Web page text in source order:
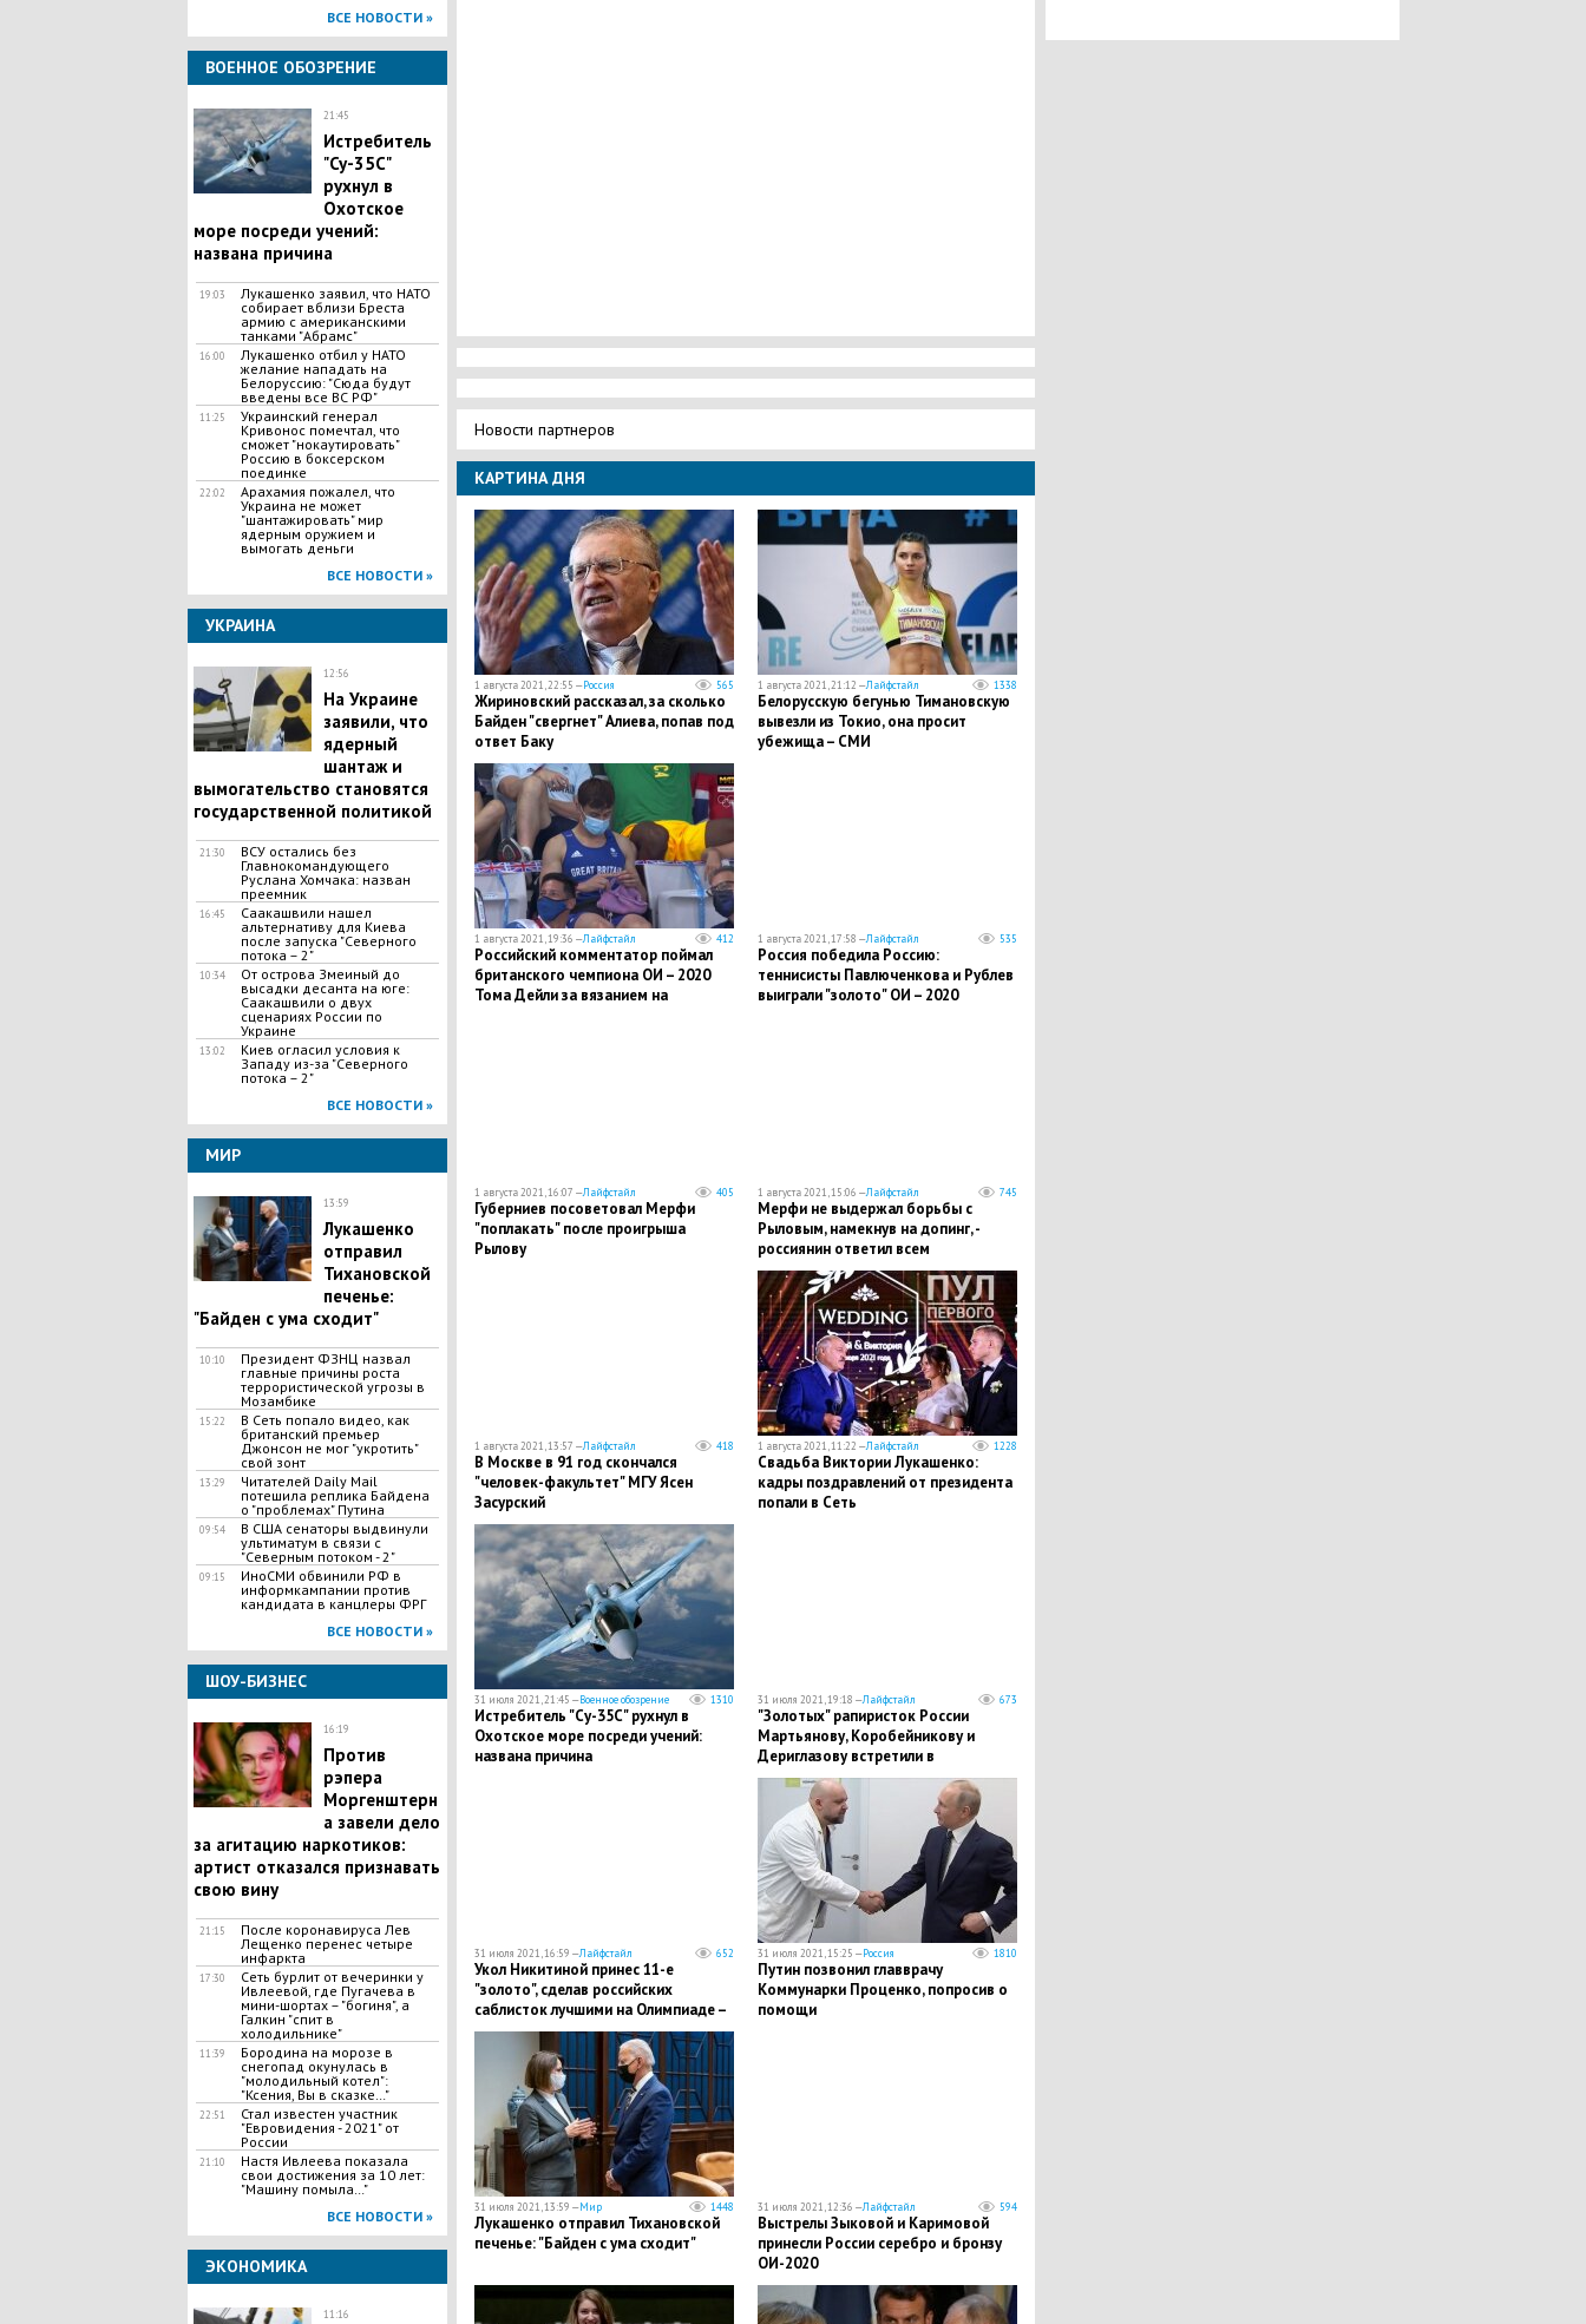
ВСЕ НОВОСТИ »
ВОЕННОЕ ОБОЗРЕНИЕ
21:45
Истребитель
"Су-35С"
рухнул в
Охотское
море посреди учений:
названа причина
19:03
Лукашенко заявил, что НАТО
собирает вблизи Бреста
армию с американскими
танками "Абрамс"
16:00
Лукашенко отбил у НАТО
желание нападать на
Белоруссию: "Сюда будут
введены все ВС РФ"
11:25
Украинский генерал
Кривонос помечтал, что
сможет "нокаутировать"
Россию в боксерском
поединке
22:02
Арахамия пожалел, что
Украина не может
"шантажировать" мир
ядерным оружием и
вымогать деньги
ВСЕ НОВОСТИ »
УКРАИНА
12:56
На Украине
заявили, что
ядерный
шантаж и
вымогательство становятся
государственной политикой
21:30
ВСУ остались без
Главнокомандующего
Руслана Хомчака: назван
преемник
16:45
Саакашвили нашел
альтернативу для Киева
после запуска "Северного
потока – 2"
10:34
​От острова Змеиный до
высадки десанта на юге:
Саакашвили о двух
сценариях России по
Украине
13:02
Киев огласил условия к
Западу из-за "Северного
потока – 2"
ВСЕ НОВОСТИ »
МИР
13:59
Лукашенко
отправил
Тихановской
печенье:
"Байден с ума сходит"
10:10
Президент ФЗНЦ назвал
главные причины роста
террористической угрозы в
Мозамбике
15:22
В Сеть попало видео, как
британский премьер
Джонсон не мог "укротить"
свой зонт
13:29
Читателей Daily Mail
потешила реплика Байдена
о "проблемах" Путина
09:54
В США сенаторы выдвинули
ультиматум в связи с
"Северным потоком - 2"
09:15
ИноСМИ обвинили РФ в
информкампании против
кандидата в канцлеры ФРГ
ВСЕ НОВОСТИ »
ШОУ-БИЗНЕС
16:19
Против
рэпера
Моргенштерн
а завели дело
за агитацию наркотиков:
артист отказался признавать
свою вину
21:15
После коронавируса Лев
Лещенко перенес четыре
инфаркта
17:30
Сеть бурлит от вечеринки у
Ивлеевой, где Пугачева в
мини-шортах – "богиня", а
Галкин "спит в
холодильнике"
11:39
Бородина на морозе в
снегопад окунулась в
"молодильный котел":
"Ксения, Вы в сказке…"
22:51
Стал известен участник
"Евровидения - 2021" от
России
21:10
Настя Ивлеева показала
свои достижения за 10 лет:
"Машину помыла…"
ВСЕ НОВОСТИ »
ЭКОНОМИКА
11:16
Новости партнеров
КАРТИНА ДНЯ
1 августа 2021, 22:55 —Россия 565
Жириновский рассказал, за сколько
Байден "свергнет" Алиева, попав под
ответ Баку
1 августа 2021, 21:12 —Лайфстайл 1338
Белорусскую бегунью Тимановскую
вывезли из Токио, она просит
убежища – СМИ
1 августа 2021, 19:36 —Лайфстайл 412
Российский комментатор поймал
британского чемпиона ОИ – 2020
Тома Дейли за вязанием на
1 августа 2021, 17:58 —Лайфстайл 535
Россия победила Россию:
теннисисты Павлюченкова и Рублев
выиграли "золото" ОИ – 2020
1 августа 2021, 16:07 —Лайфстайл 405
Губерниев посоветовал Мерфи
"поплакать" после проигрыша
Рылову
1 августа 2021, 15:06 —Лайфстайл 745
Мерфи не выдержал борьбы с
Рыловым, намекнув на допинг, -
россиянин ответил всем
1 августа 2021, 13:57 —Лайфстайл 418
В Москве в 91 год скончался
"человек-факультет" МГУ Ясен
Засурский
1 августа 2021, 11:22 —Лайфстайл 1228
Свадьба Виктории Лукашенко:
кадры поздравлений от президента
попали в Сеть
31 июля 2021, 21:45 —Военное обозрение 1310
Истребитель "Су-35С" рухнул в
Охотское море посреди учений:
названа причина
31 июля 2021, 19:18 —Лайфстайл 673
"Золотых" рапиристок России
Мартьянову, Коробейникову и
Дериглазову встретили в
Шереметьево
31 июля 2021, 16:59 —Лайфстайл 652
Укол Никитиной принес 11-е
"золото", сделав российских
саблисток лучшими на Олимпиаде –
2020
31 июля 2021, 15:25 —Россия 1810
Путин позвонил главврачу
Коммунарки Проценко, попросив о
помощи
31 июля 2021, 13:59 —Мир 1448
Лукашенко отправил Тихановской
печенье: "Байден с ума сходит"
31 июля 2021, 12:36 —Лайфстайл 594
Выстрелы Зыковой и Каримовой
принесли России серебро и бронзу
ОИ-2020